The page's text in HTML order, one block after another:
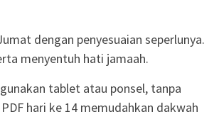
dengan penyesuaian seperlunya.
menyentuh hati jamaah.
tablet atau ponsel, tanpa
hari ke 14 memudahkan dakwah